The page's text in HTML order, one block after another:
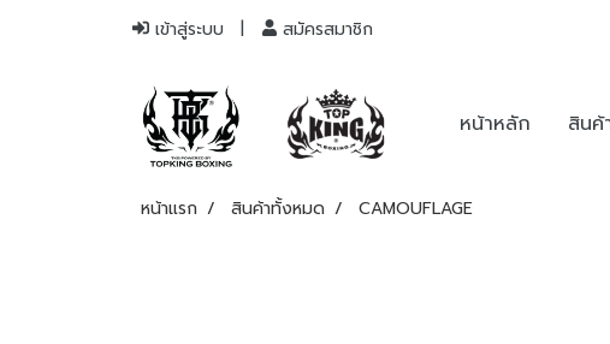
เข้าสู่ระบบ สมัครสมาชิก
หน้าหลัก สินค้
หน้าแรก สินค้าทั้งหมด CAMOUFLAGE